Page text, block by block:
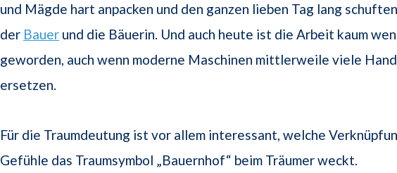
und Mägde hart anpacken und den ganzen lieben Tag lang
der Bauer und die Bäuerin. Und auch heute ist die Arbeit kaum
geworden, auch wenn moderne Maschinen mittlerweile viele
ersetzen.
Für die Traumdeutung ist vor allem interessant, welche
Gefühle das Traumsymbol „Bauernhof“ beim Träumer weckt.